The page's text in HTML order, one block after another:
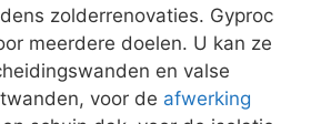
zolderrenovaties. Gyproc
meerdere doelen. U kan ze
en valse
voor de afwerking